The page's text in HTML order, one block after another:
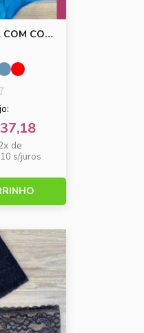
COM COS
de
s/juros